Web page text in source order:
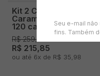
Kit 2 Creatinas in
Caramel e Brigadeiro -
120 caramelos
R$ 259,80
R$ 215,85
ou até 6x de R$ 35,98
Seu e-mail
fins. Também